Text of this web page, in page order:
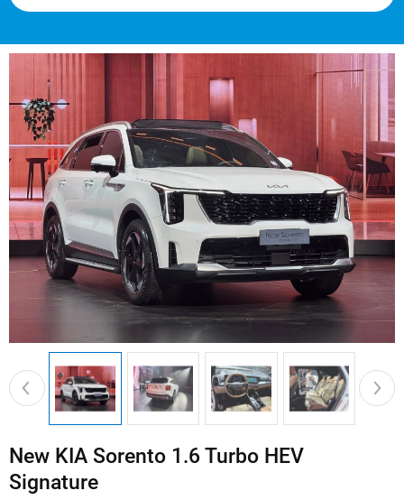
New KIA Sorento 1.6 Turbo HEV
Signature